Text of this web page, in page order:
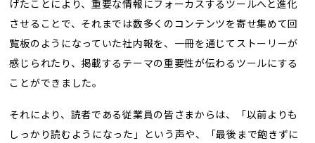
げたことにより、重要な情報にフォーカスするツールへと進化
させることで、それまでは数多くのコンテンツを寄せ集めて回
覧板のようになっていた社内報を、一冊を通じてストーリーが
感じられたり、掲載するテーマの重要性が伝わるツールにする
ことができました。
それにより、読者である従業員の皆さまからは、「以前よりも
しっかり読むようになった」という声や、「最後まで飽きずに